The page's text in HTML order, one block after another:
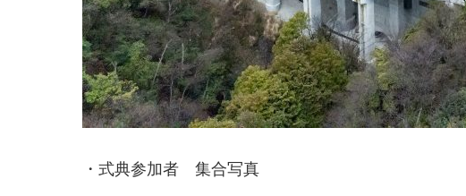
・式典参加者 集合写真